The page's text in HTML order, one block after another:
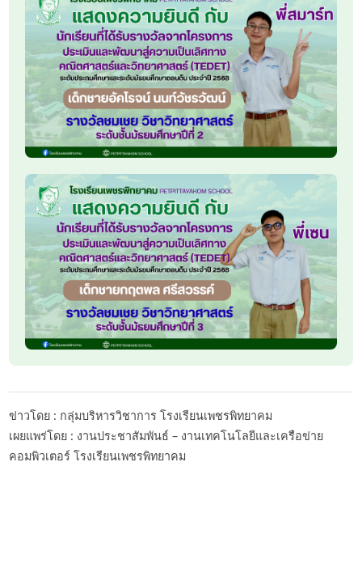
ข่าวโดย : กลุ่มบริหารวิชาการ โรงเรียนเพชรพิทยาคม
เผยแพร่โดย : งานประชาสัมพันธ์ – งานเทคโนโลยีและเครือข่าย
คอมพิวเตอร์ โรงเรียนเพชรพิทยาคม